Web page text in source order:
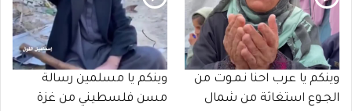
وينكم يا عرب احنا نـمـوت من
الجـوع استغاثة من شمال
وينكم يا مسلمين رسالة
مسن فلسطيني من غزة